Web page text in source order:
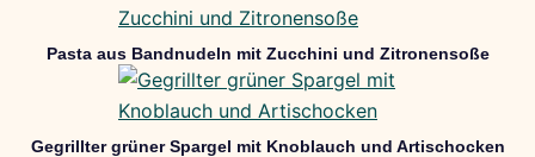
Pasta aus Bandnudeln mit Zucchini und Zitronensoße
Gegrillter grüner Spargel mit Knoblauch und Artischocken